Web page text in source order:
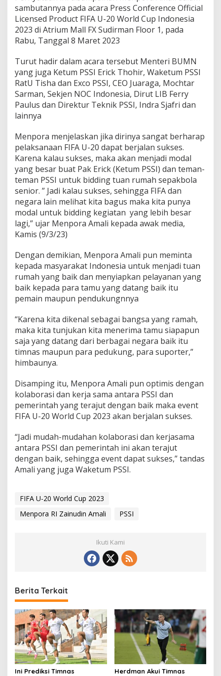
a
d
i
M
o
a
l
B
e
s
a
n
d
o
n
e
s
i
a
B
i
d
g
P
a
l
a
u
n
T
S
e
n
i
o
sambutannya pada acara Press Conference Official
Licensed Product FIFA U-20 World Cup Indonesia
2023 di Atrium Mall FX Sudirman Floor 1, pada
Rabu, Tanggal 8 Maret 2023
Turut hadir dalam acara tersebut Menteri BUMN
yang juga Ketum PSSI Erick Thohir, Waketum PSSI
RatU Tisha dan Exco PSSI, CEO Juaraga, Mochtar
Sarman, Sekjen NOC Indonesia, Dirut LIB Ferry
Paulus dan Direktur Teknik PSSI, Indra Sjafri dan
lainnya
Menpora menjelaskan jika dirinya sangat berharap
pelaksanaan FIFA U-20 dapat berjalan sukses.
Karena kalau sukses, maka akan menjadi modal
yang besar buat Pak Erick (Ketum PSSI) dan teman-
teman PSSI untuk bidding tuan rumah sepakbola
senior. ” Jadi kalau sukses, sehingga FIFA dan
negara lain melihat kita bagus maka kita punya
modal untuk bidding kegiatan yang lebih besar
lagi,” ujar Menpora Amali kepada awak media,
Kamis (9/3/23)
Dengan demikian, Menpora Amali pun meminta
kepada masyarakat Indonesia untuk menjadi tuan
rumah yang baik dan menyiapkan pelayanan yang
baik kepada para tamu yang datang baik itu
pemain maupun pendukungnnya
“Karena kita dikenal sebagai bangsa yang ramah,
maka kita tunjukan kita menerima tamu siapapun
saja yang datang dari berbagai negara baik itu
timnas maupun para pedukung, para suporter,”
himbaunya.
Disamping itu, Menpora Amali pun optimis dengan
kolaborasi dan kerja sama antara PSSI dan
pemerintah yang terajut dengan baik maka event
FIFA U-20 World Cup 2023 akan berjalan sukses.
“Jadi mudah-mudahan kolaborasi dan kerjasama
antara PSSI dan pemerintah ini akan terajut
dengan baik, sehingga event dapat sukses,” tandas
Amali yang juga Waketum PSSI.
FIFA U-20 World Cup 2023
Menpora RI Zainudin Amali
PSSI
Ikuti Kami
Berita Terkait
Ini Prediksi Timnas
Herdman Akui Timnas